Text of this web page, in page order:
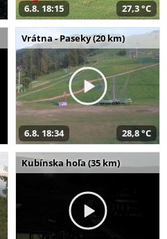
6.8. 18:15 27,3 °C
Vrátna - Paseky (20 km)
6.8. 18:34 28,8 °C
Kubínska hoľa (35 km)